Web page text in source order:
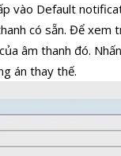
vào Default
có sẵn. Để xem
âm thanh đó.
án thay thế.